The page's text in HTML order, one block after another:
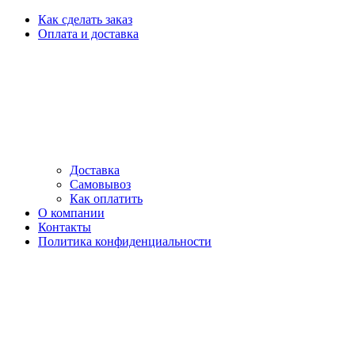
Как сделать заказ
Оплата и доставка
Доставка
Самовывоз
Как оплатить
О компании
Контакты
Политика конфиденциальности